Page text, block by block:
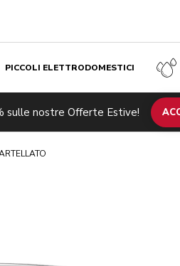
PICCOLI ELETTRODOMESTICI
sulle nostre Offerte Estive!